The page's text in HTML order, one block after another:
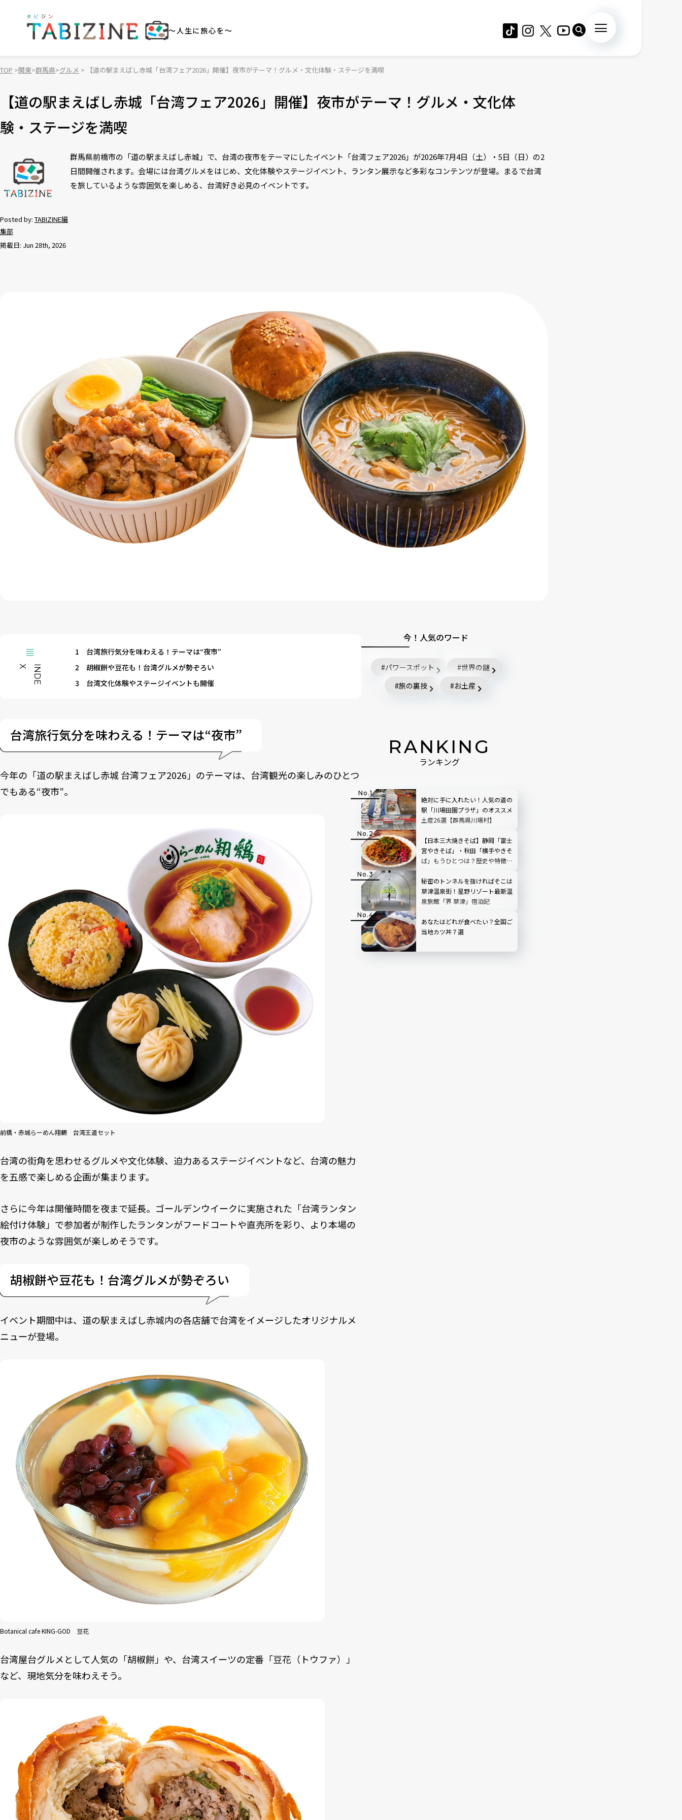
～人生に旅心を～
TOP 関東 群馬県 グルメ 【道の駅まえばし赤城「台湾フェア2026」開催】夜市がテーマ！グルメ・文化体験・ステージを満喫
【道の駅まえばし赤城「台湾フェア2026」開催】夜市がテーマ！グルメ・文化体
験・ステージを満喫
Posted by: TABIZINE編
集部
掲載日: Jun 28th, 2026
群馬県前橋市の「道の駅まえばし赤城」で、台湾の夜市をテーマにしたイベント「台湾フェア2026」が2026年7月4日（土）・5日（日）の2
日間開催されます。会場には台湾グルメをはじめ、文化体験やステージイベント、ランタン展示など多彩なコンテンツが登場。まるで台湾
を旅しているような雰囲気を楽しめる、台湾好き必見のイベントです。
I
N
D
E
X
1
台湾旅行気分を味わえる！テーマは“夜市”
2
胡椒餅や豆花も！台湾グルメが勢ぞろい
3
台湾文化体験やステージイベントも開催
台湾旅行気分を味わえる！テーマは“夜市”
今年の「道の駅まえばし赤城 台湾フェア2026」のテーマは、台湾観光の楽しみのひとつ
でもある“夜市”。
前橋・赤城らーめん翔鶴 台湾王道セット
台湾の街角を思わせるグルメや文化体験、迫力あるステージイベントなど、台湾の魅力
を五感で楽しめる企画が集まります。
さらに今年は開催時間を夜まで延長。ゴールデンウイークに実施された「台湾ランタン
絵付け体験」で参加者が制作したランタンがフードコートや直売所を彩り、より本場の
夜市のような雰囲気が楽しめそうです。
胡椒餅や豆花も！台湾グルメが勢ぞろい
イベント期間中は、道の駅まえばし赤城内の各店舗で台湾をイメージしたオリジナルメ
ニューが登場。
Botanical cafe KING-GOD 豆花
台湾屋台グルメとして人気の「胡椒餅」や、台湾スイーツの定番「豆花（トウファ）」
など、現地気分を味わえそう。
今！人気のワード
パワースポット
世界の謎
旅の裏技
お土産
RANKING
ランキング
絶対に手に入れたい！人気の道の
駅「川場田園プラザ」のオススメ
土産26選【群馬県川場村】
【日本三大焼きそば】静岡「富士
宮やきそば」・秋田「横手やきそ
ば」もうひとつは？歴史や特徴を
秘密のトンネルを抜ければそこは
草津温泉街！星野リゾート最新温
泉旅館「界 草津」宿泊記
あなたはどれが食べたい？全国ご
当地カツ丼７選